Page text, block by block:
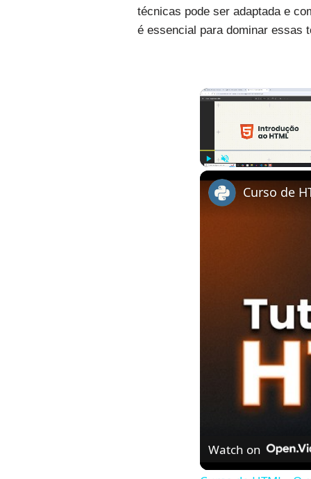
técnicas pode ser adaptada e
é essencial para dominar essas
Curso de
Watch on